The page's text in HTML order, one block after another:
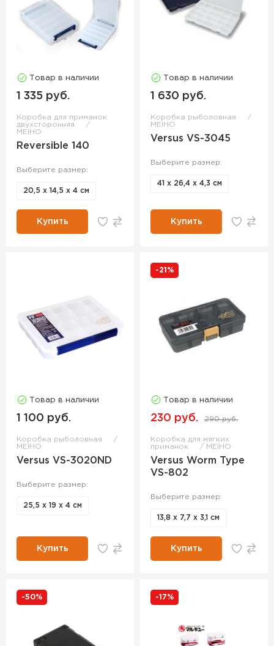
Товар в наличии
1 335 руб.
Коробка для приманок
двухсторонняя
MEIHO
Reversible 140
Выберите размер:
20,5 х 14,5 х 4 см
Купить
Товар в наличии
1 630 руб.
Коробка рыболовная
MEIHO
Versus VS-3045
Выберите размер:
41 х 26,4 х 4,3 см
Купить
Товар в наличии
1 100 руб.
Коробка рыболовная
MEIHO
Versus VS-3020ND
Выберите размер:
25,5 х 19 х 4 см
Купить
-21%
Товар в наличии
230 руб. 290 руб.
Коробка для мягких
приманок
MEIHO
Versus Worm Type
VS-802
Выберите размер:
13,8 х 7,7 х 3,1 см
Купить
-50% -17%